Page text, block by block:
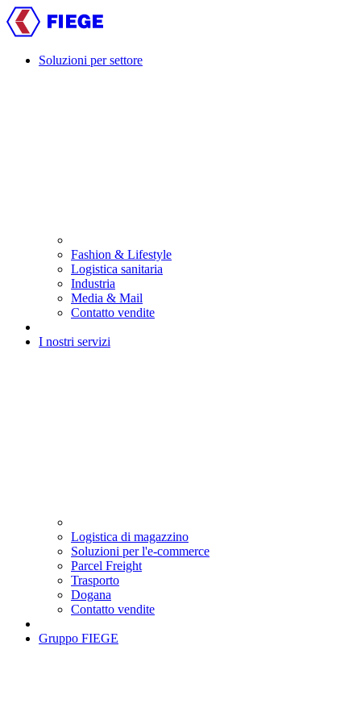
Skip
to
contentSoluzioni per settore
Fashion & Lifestyle
Logistica sanitaria
Industria
Media & Mail
Contatto vendite
I nostri servizi
Logistica di magazzino
Soluzioni per l'e-commerce
Parcel Freight
Trasporto
Dogana
Contatto vendite
Gruppo FIEGE